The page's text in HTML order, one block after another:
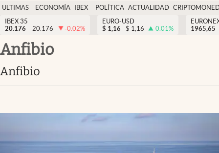
USA
Actualidad
Criptomonedas
España
ULTIMAS
NOTICIAS
ECONOMÍA
FINANZAS
IBEX
EURO
POLÍTICA ACTUALIDAD
IBEX 35
20.176
20.176 -0.02%
EURO-USD
$ 1,16 $ 1,16 0.01%
1965,65
anfibio
anfibio